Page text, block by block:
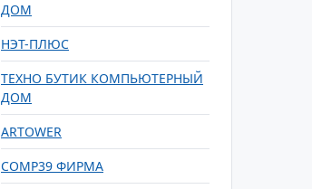
ДОМ
НЭТ-ПЛЮС
ТЕХНО БУТИК КОМПЬЮТЕРНЫЙ
ДОМ
ARTOWER
COMP39 ФИРМА